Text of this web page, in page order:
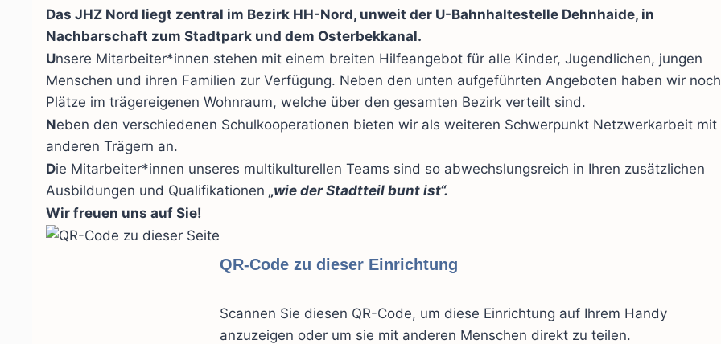
Das JHZ Nord liegt zentral im Bezirk HH-Nord, unweit der U-Bahnhaltestelle Dehnhaide, in
Nachbarschaft zum Stadtpark und dem Osterbekkanal.
Unsere Mitarbeiter*innen stehen mit einem breiten Hilfeangebot für alle Kinder, Jugendlichen, jungen
Menschen und ihren Familien zur Verfügung. Neben den unten aufgeführten Angeboten haben wir
Plätze im trägereigenen Wohnraum, welche über den gesamten Bezirk verteilt sind.
Neben den verschiedenen Schulkooperationen bieten wir als weiteren Schwerpunkt Netzwerkarbeit mit
anderen Trägern an.
Die Mitarbeiter*innen unseres multikulturellen Teams sind so abwechslungsreich in Ihren zusätzlichen
Ausbildungen und Qualifikationen „wie der Stadtteil bunt ist“.
Wir freuen uns auf Sie!
QR-Code zu dieser Einrichtung
Scannen Sie diesen QR-Code, um diese Einrichtung auf Ihrem Handy
anzuzeigen oder um sie mit anderen Menschen direkt zu teilen.